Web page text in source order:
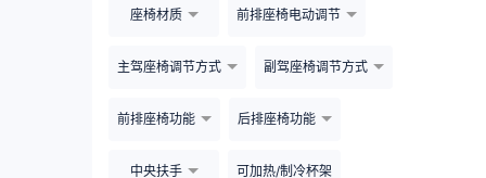
座椅材质 前排座椅电动调节
主驾座椅调节方式 副驾座椅调节方式
前排座椅功能 后排座椅功能
中央扶手 可加热/制冷杯架